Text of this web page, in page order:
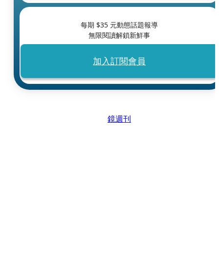
每期 $35 元動態話題報導
無限閱讀解鎖新鮮事
加入訂閱會員
鏡週刊